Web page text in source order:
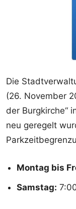
Die
(26. November
der Burgkirche“
neu geregelt
Montag bis
Samstag: